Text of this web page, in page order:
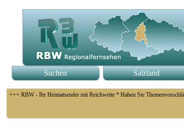
Suchen Salzland
+++ RBW - Ihr Heimatsender mit Reichweite * Haben Sie
+++ Coswig: Die Elfähre Coswig hat wegen des geringen Wasserstands